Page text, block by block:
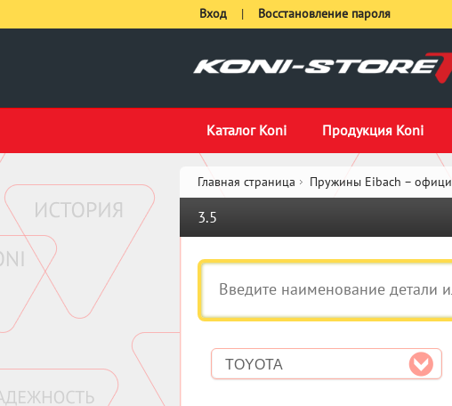
Каталог Koni Продукция Koni
Вход | Восстановление пароля
Главная страница Пружины Eibach –
3.5
TOYOTA